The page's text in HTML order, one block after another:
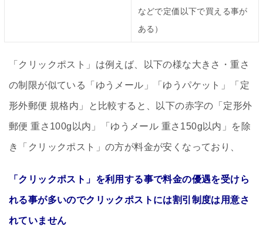
などで定価以下で買える事が
ある）
「クリックポスト」は例えば、以下の様な大きさ・重さ
の制限が似ている「ゆうメール」「ゆうパケット」「定
形外郵便 規格内」と比較すると、以下の赤字の「定形外
郵便 重さ100g以内」「ゆうメール 重さ150g以内」を除
き「クリックポスト」の方が料金が安くなっており、
「クリックポスト」を利用する事で料金の優遇を受けら
れる事が多いのでクリックポストには割引制度は用意さ
れていません